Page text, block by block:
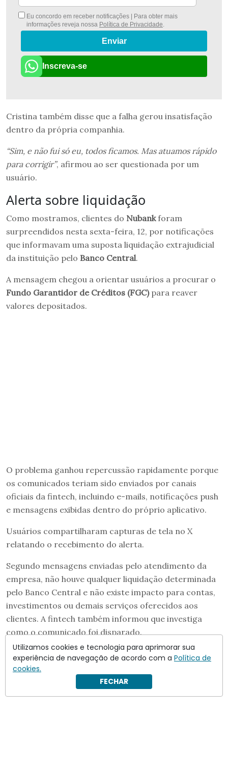
Eu concordo em receber notificações | Para obter mais
informações reveja nossa Política de Privacidade.
Enviar
Inscreva-se
Cristina também disse que a falha gerou insatisfação
dentro da própria companhia.
“Sim, e não fui só eu, todos ficamos. Mas atuamos rápido
para corrigir”, afirmou ao ser questionada por um
usuário.
Alerta sobre liquidação
Como mostramos, clientes do Nubankforam
surpreendidos nesta sexta-feira, 12, por notificações
que informavam uma suposta liquidação extrajudicial
da instituição pelo Banco Central.
A mensagem chegou a orientar usuários a procurar o
Fundo Garantidor de Créditos (FGC)para reaver
valores depositados.
O problema ganhou repercussão rapidamente porque
os comunicados teriam sido enviados por canais
oficiais da fintech, incluindo e-mails, notificações push
e mensagens exibidas dentro do próprio aplicativo.
Usuários compartilharam capturas de tela no X
relatando o recebimento do alerta.
Segundo mensagens enviadas pelo atendimento da
empresa, não houve qualquer liquidação determinada
pelo Banco Central e não existe impacto para contas,
investimentos ou demais serviços oferecidos aos
clientes. A fintech também informou que investiga
como o comunicado foi disparado.
Utilizamos cookies e tecnologia para aprimorar sua
experiência de navegação de acordo com a Política de
cookies.
FECHAR